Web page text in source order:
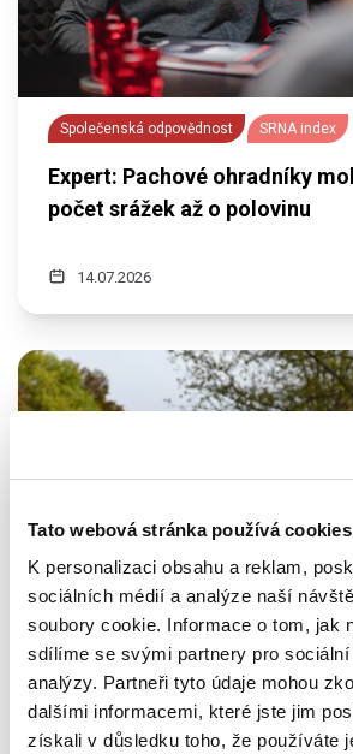
Tato webová stránka používá cookies
K personalizaci obsahu a reklam,
sociálních médií a analýze naší
soubory cookie. Informace o tom, jak
sdílíme se svými partnery pro
analýzy. Partneři tyto údaje mohou
dalšími informacemi, které jste jim
získali v důsledku toho, že používáte
Společenská odpovědnost SRNA index
Expert: Pachové ohradníky
počet srážek až o polovinu
14.07.2026
Společenská odpovědnost SRNA index